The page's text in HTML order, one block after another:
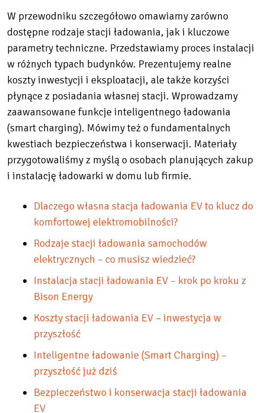
W przewodniku szczegółowo omawiamy zarówno
dostępne rodzaje stacji ładowania, jak i kluczowe
parametry techniczne. Przedstawiamy proces instalacji
w różnych typach budynków. Prezentujemy realne
koszty inwestycji i eksploatacji, ale także korzyści
płynące z posiadania własnej stacji. Wprowadzamy
zaawansowane funkcje inteligentnego ładowania
(smart charging). Mówimy też o fundamentalnych
kwestiach bezpieczeństwa i konserwacji. Materiały
przygotowaliśmy z myślą o osobach planujących zakup
i instalację ładowarki w domu lub firmie.
Dlaczego własna stacja ładowania EV to klucz do
komfortowej elektromobilności?
Rodzaje stacji ładowania samochodów
elektrycznych – co musisz wiedzieć?
Instalacja stacji ładowania EV – krok po kroku z
Bison Energy
Koszty stacji ładowania EV – inwestycja w
przyszłość
Inteligentne ładowanie (Smart Charging) –
przyszłość już dziś
Bezpieczeństwo i konserwacja stacji ładowania
EV